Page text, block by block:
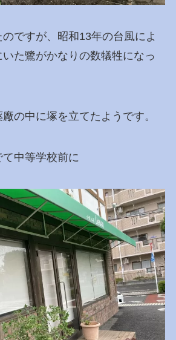
ですが、昭和13年の台風によ
た鷺がかなりの数犠牲になっ
の中に塚を立てたようです。
中等学校前に